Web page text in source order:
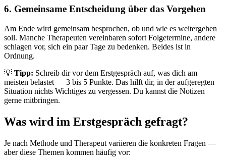
6. Gemeinsame Entscheidung über das Vorgehen
Am Ende wird gemeinsam besprochen, ob und wie es weitergehen
soll. Manche Therapeuten vereinbaren sofort Folgetermine, andere
schlagen vor, sich ein paar Tage zu bedenken. Beides ist in
Ordnung.
💡 Tipp: Schreib dir vor dem Erstgespräch auf, was dich am
meisten belastet — 3 bis 5 Punkte. Das hilft dir, in der aufgeregten
Situation nichts Wichtiges zu vergessen. Du kannst die Notizen
gerne mitbringen.
Was wird im Erstgespräch gefragt?
Je nach Methode und Therapeut variieren die konkreten Fragen —
aber diese Themen kommen häufig vor: